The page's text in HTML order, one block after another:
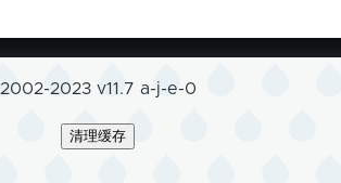
2002-2023 v11.7 a-j-e-0